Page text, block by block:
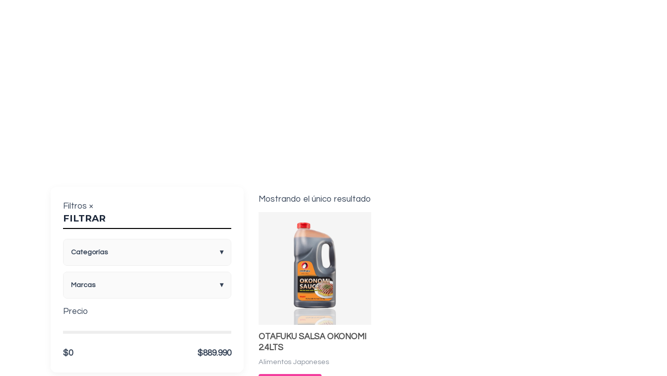
Filtros ×
FILTRAR
Categorías ▾
Marcas ▾
Precio
$0 $889.990
Mostrando el único resultado
OTAFUKU SALSA OKONOMI
2.4LTS
Alimentos Japoneses